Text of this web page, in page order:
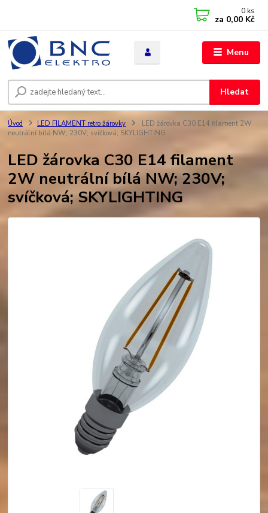
Menu
Hledat
0 ks
za 0,00 Kč
Úvod LED FILAMENT retro žárovky
LED žárovka C30 E14 filament 2W
neutrální bílá NW; 230V; svíčková; SKYLIGHTING
LED žárovka C30 E14 filament
2W neutrální bílá NW; 230V;
svíčková; SKYLIGHTING